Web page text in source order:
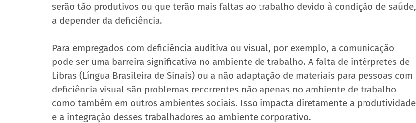
serão tão produtivos ou que terão mais faltas ao trabalho devido à condição de saúde,
a depender da deficiência.
Para empregados com deficiência auditiva ou visual, por exemplo, a comunicação
pode ser uma barreira significativa no ambiente de trabalho. A falta de intérpretes de
Libras (Língua Brasileira de Sinais) ou a não adaptação de materiais para pessoas com
deficiência visual são problemas recorrentes não apenas no ambiente de trabalho
como também em outros ambientes sociais. Isso impacta diretamente a produtividade
e a integração desses trabalhadores ao ambiente corporativo.